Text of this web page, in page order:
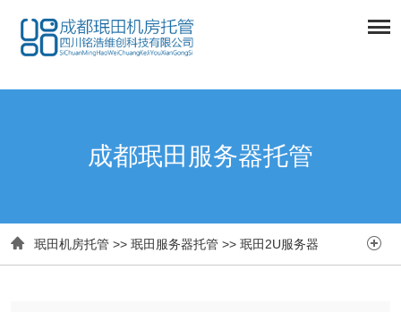
成都珉田服务器托管
 珉田机房托管 >> 珉田服务器托管 >> 珉田2U服务器 